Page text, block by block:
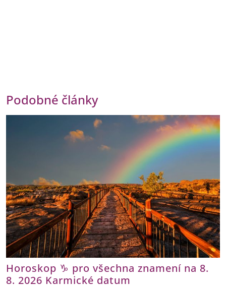
Podobné články
Horoskop ♑ pro všechna znamení na 8.
8. 2026 Karmické datum